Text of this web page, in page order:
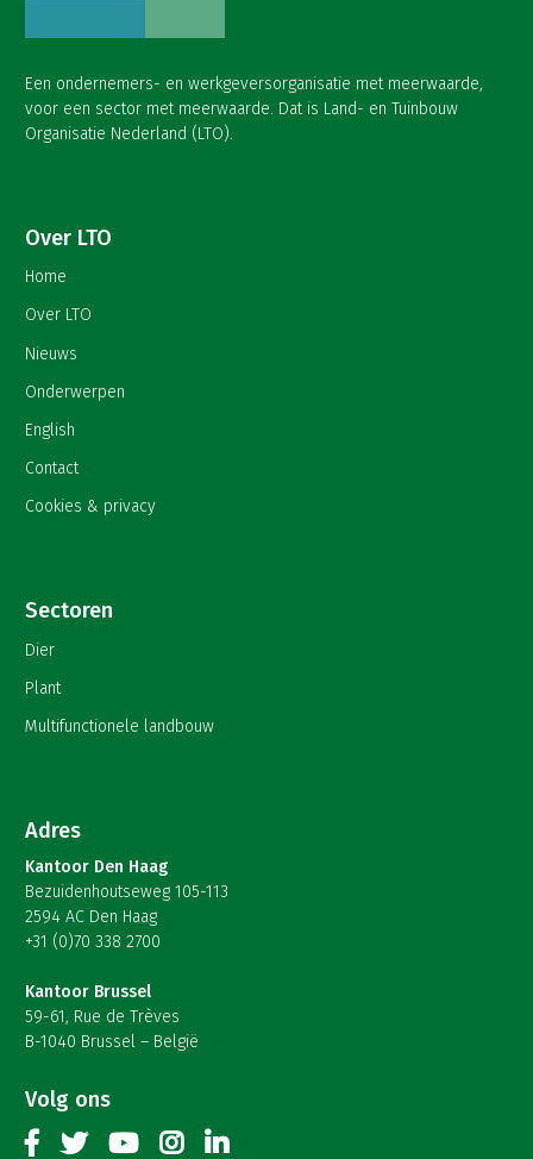
Een ondernemers- en werkgeversorganisatie met meerwaarde,
voor een sector met meerwaarde. Dat is Land- en Tuinbouw
Organisatie Nederland (LTO).
Over LTO
Home
Over LTO
Nieuws
Onderwerpen
English
Contact
Cookies & privacy
Sectoren
Dier
Plant
Multifunctionele landbouw
Adres
Kantoor Den Haag
Bezuidenhoutseweg 105-113
2594 AC Den Haag
+31 (0)70 338 2700
Kantoor Brussel
59-61, Rue de Trèves
B-1040 Brussel – België
Volg ons